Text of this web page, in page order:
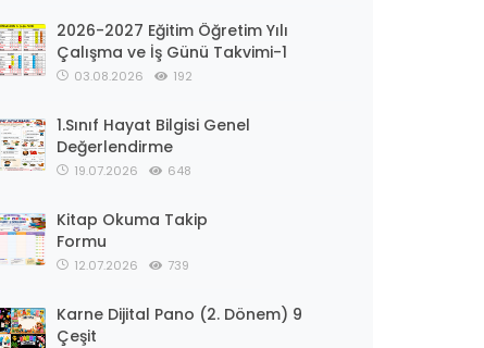
2026-2027 Eğitim Öğretim Yılı
Çalışma ve İş Günü Takvimi-1
03.08.2026 192
1.Sınıf Hayat Bilgisi Genel
Değerlendirme
19.07.2026 648
Kitap Okuma Takip
Formu
12.07.2026 739
Karne Dijital Pano (2. Dönem) 9
Çeşit